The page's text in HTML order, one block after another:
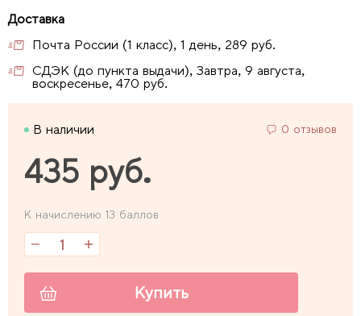
Почта России (1 класс), 1 день, 289 руб.
СДЭК (до пункта выдачи), Завтра, 9 августа,
воскресенье, 470 руб.
В наличии 0 отзывов
435 руб.
К начислению 13 баллов
Купить